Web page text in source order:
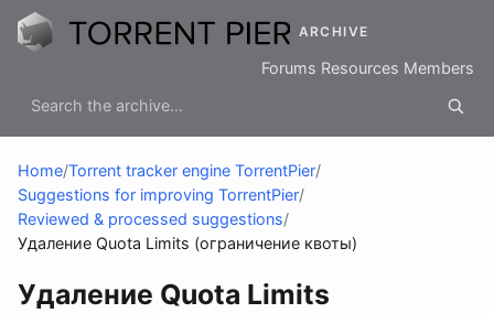
ARCHIVE
Forums Resources Members
Home/Torrent tracker engine TorrentPier/
Suggestions for improving TorrentPier/
Reviewed & processed suggestions/
Удаление Quota Limits (ограничение квоты)
Удаление Quota Limits